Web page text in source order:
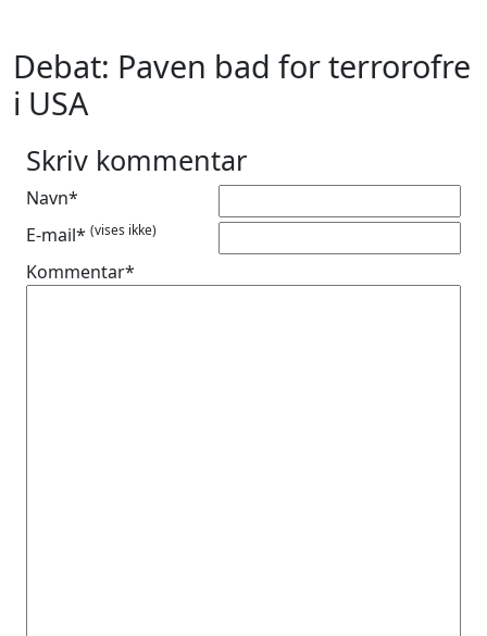
Debat: Paven bad for terrorofre
i USA
Skriv kommentar
Navn*
E-mail* (vises ikke)
Kommentar*